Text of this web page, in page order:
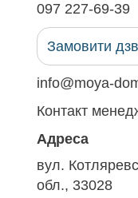
097 227-69-39
Замовити
info@moya-
Контакт
Адреса
вул.
обл., 33028